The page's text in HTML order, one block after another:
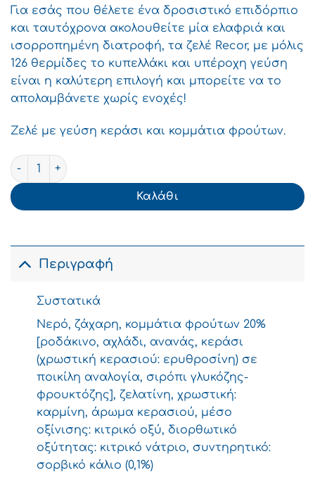
Για εσάς που θέλετε ένα δροσιστικό επιδόρπιο
και ταυτόχρονα ακολουθείτε μία ελαφριά και
ισορροπημένη διατροφή, τα ζελέ Recor, με μόλις
126 θερμίδες το κυπελλάκι και υπέροχη γεύση
είναι η καλύτερη επιλογή και μπορείτε να το
απολαμβάνετε χωρίς ενοχές!
Ζελέ με γεύση κεράσι και κομμάτια φρούτων.
ΜΕΒΓΑΛ Recor Ζελέ Kεράσι 2x150g -0,30€ ποσότητα
Καλάθι
Περιγραφή
Συστατικά
Νερό, ζάχαρη, κομμάτια φρούτων 20%
[ροδάκινο, αχλάδι, ανανάς, κεράσι
(χρωστική κερασιού: ερυθροσίνη) σε
ποικίλη αναλογία, σιρόπι γλυκόζης-
φρουκτόζης], ζελατίνη, χρωστική:
καρμίνη, άρωμα κερασιού, μέσο
οξίνισης: κιτρικό οξύ, διορθωτικό
οξύτητας: κιτρικό νάτριο, συντηρητικό:
σορβικό κάλιο (0,1%)